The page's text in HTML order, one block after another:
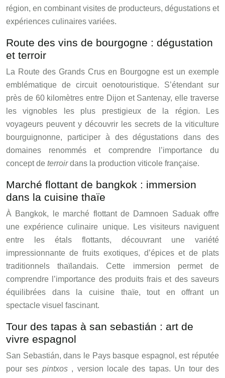
région, en combinant visites de producteurs, dégustations et
expériences culinaires variées.
Route des vins de bourgogne : dégustation
et terroir
La Route des Grands Crus en Bourgogne est un exemple
emblématique de circuit oenotouristique. S’étendant sur
près de 60 kilomètres entre Dijon et Santenay, elle traverse
les vignobles les plus prestigieux de la région. Les
voyageurs peuvent y découvrir les secrets de la viticulture
bourguignonne, participer à des dégustations dans des
domaines renommés et comprendre l’importance du
concept de terroirdans la production viticole française.
Marché flottant de bangkok : immersion
dans la cuisine thaïe
À Bangkok, le marché flottant de Damnoen Saduak offre
une expérience culinaire unique. Les visiteurs naviguent
entre les étals flottants, découvrant une variété
impressionnante de fruits exotiques, d’épices et de plats
traditionnels thaïlandais. Cette immersion permet de
comprendre l’importance des produits frais et des saveurs
équilibrées dans la cuisine thaïe, tout en offrant un
spectacle visuel fascinant.
Tour des tapas à san sebastián : art de
vivre espagnol
San Sebastián, dans le Pays basque espagnol, est réputée
pour ses pintxos , version locale des tapas. Un tour des